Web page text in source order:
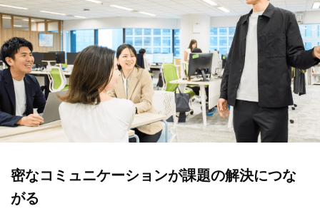
密なコミュニケーションが課題の解決につな
がる